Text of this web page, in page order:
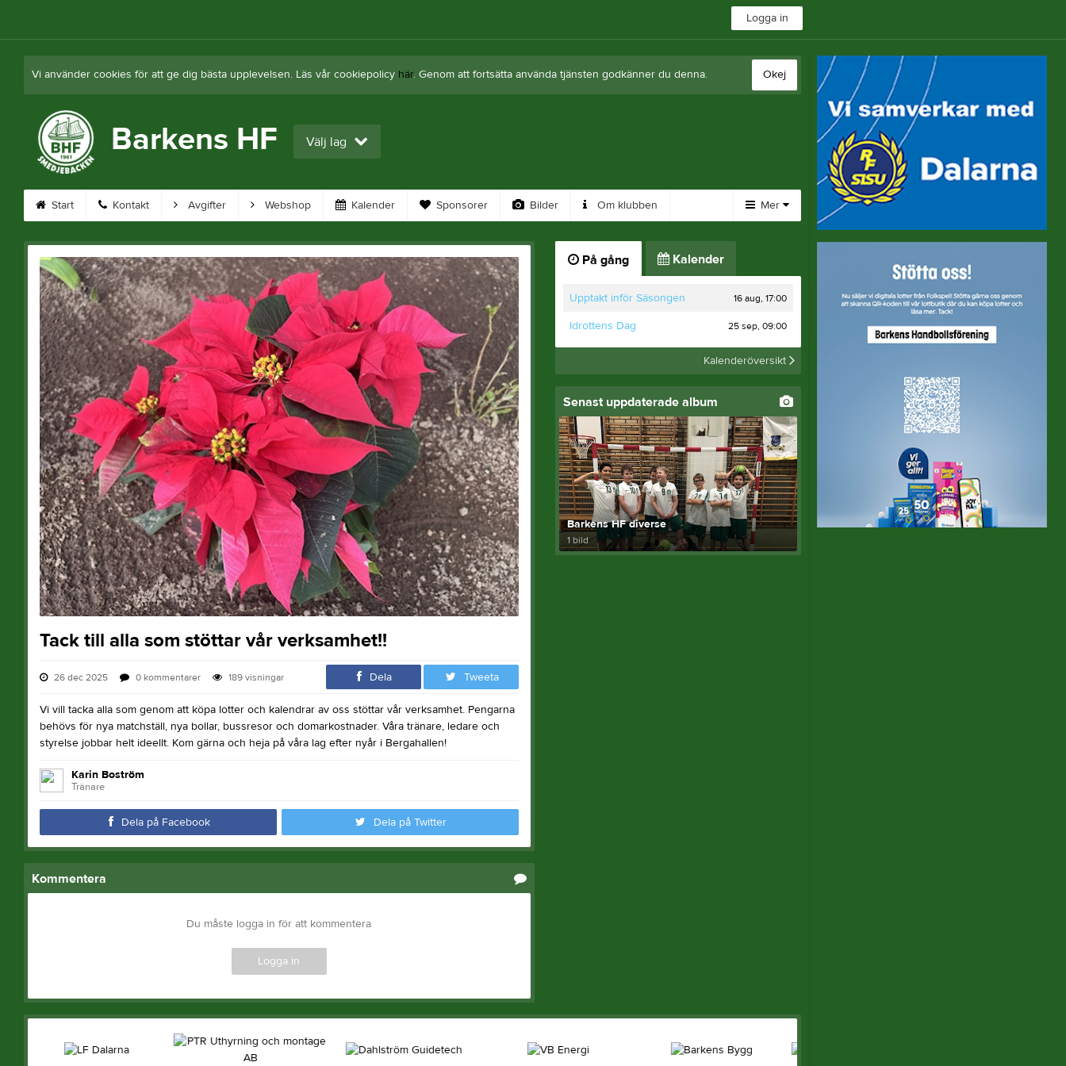
Logga in
Vi använder cookies för att ge dig bästa upplevelsen. Läs vår cookiepolicy här. Genom att fortsätta använda tjänsten godkänner du denna. Okej
Barkens HF Välj lag
Start Kontakt Avgifter Webshop Kalender Sponsorer Bilder Om klubben Mer
Bli medlem
Tack till alla som stöttar vår verksamhet!!
26 dec 2025 0 kommentarer 189visningar Dela Tweeta
Vi vill tacka alla som genom att köpa lotter och kalendrar av oss stöttar vår verksamhet. Pengarna
behövs för nya matchställ, nya bollar, bussresor och domarkostnader. Våra tränare, ledare och
styrelse jobbar helt ideellt. Kom gärna och heja på våra lag efter nyår i Bergahallen!
Karin Boström
Tränare
Dela på Facebook Dela på Twitter
Kommentera
Du måste logga in för att kommentera
Logga in
På gång Kalender
Upptakt inför Säsongen 16 aug, 17:00
Idrottens Dag 25 sep, 09:00
Kalenderöversikt
Senast uppdaterade album
Barkens HF diverse
1 bild